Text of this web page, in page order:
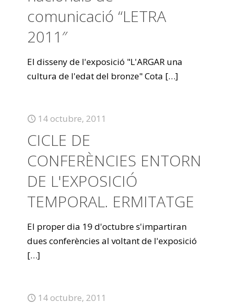
comunicació “LETRA
2011″
El disseny de l'exposició "L'ARGAR una
cultura de l'edat del bronze" Cota […]
14 octubre, 2011
CICLE DE
CONFERÈNCIES ENTORN
DE L'EXPOSICIÓ
TEMPORAL. ERMITATGE
El proper dia 19 d'octubre s'impartiran
dues conferències al voltant de l'exposició
[…]
14 octubre, 2011